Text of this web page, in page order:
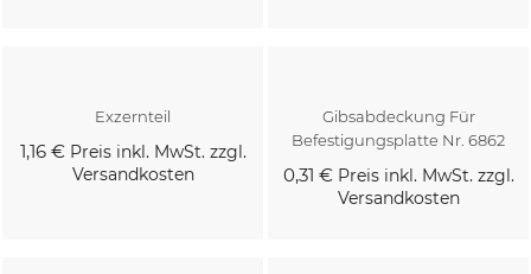
Exzernteil
1,16 €Preis inkl. MwSt. zzgl.
Versandkosten
Gibsabdeckung Für
Befestigungsplatte Nr. 6862
0,31 €Preis inkl. MwSt. zzgl.
Versandkosten